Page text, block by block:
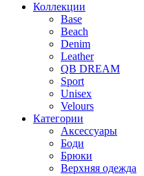
Коллекции
Base
Beach
Denim
Leather
QB DREAM
Sport
Unisex
Velours
Категории
Аксессуары
Боди
Брюки
Верхняя одежда